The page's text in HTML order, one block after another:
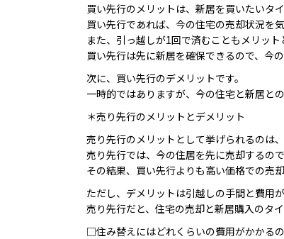
買い先行のメリットは、新居を買いたいタ
買い先行であれば、今の住宅の売却状況を
また、引っ越しが1回で済むこともメリット
買い先行は先に新居を確保できるので、今
次に、買い先行のデメリットです。
一時的ではありますが、今の住宅と新居と
＊売り先行のメリットとデメリット
売り先行のメリットとして挙げられるのは
売り先行では、今の住居を先に売却するの
その結果、買い先行よりも高い価格での売
ただし、デメリットは引越しの手間と費用
売り先行だと、住宅の売却と新居購入のタ
□住み替えにはどれくらいの費用がかかるの